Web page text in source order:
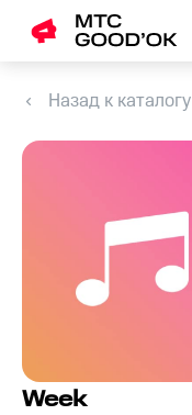
Назад к каталогу
Week